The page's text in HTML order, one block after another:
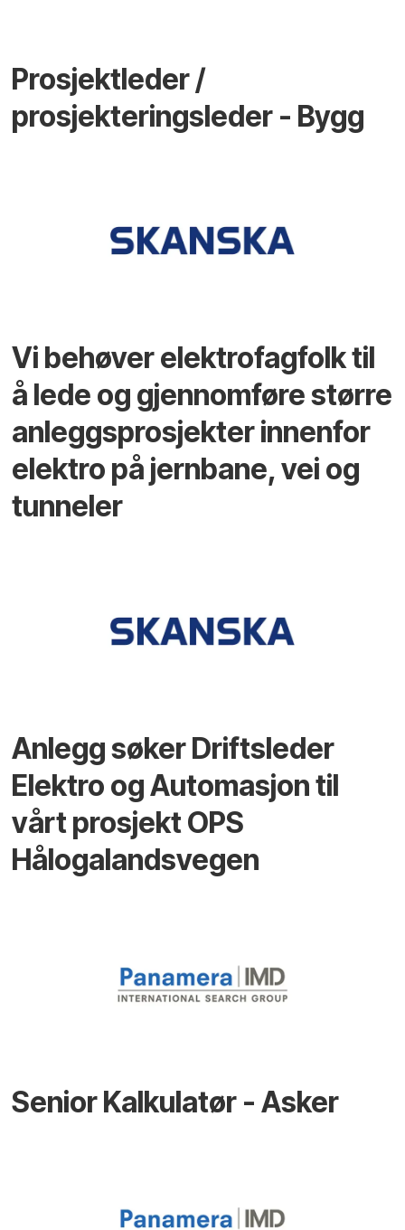
Prosjektleder /
prosjekteringsleder - Bygg
Vi behøver elektrofagfolk til
å lede og gjennomføre større
anleggsprosjekter innenfor
elektro på jernbane, vei og
tunneler
Anlegg søker Driftsleder
Elektro og Automasjon til
vårt prosjekt OPS
Hålogalandsvegen
Senior Kalkulatør - Asker